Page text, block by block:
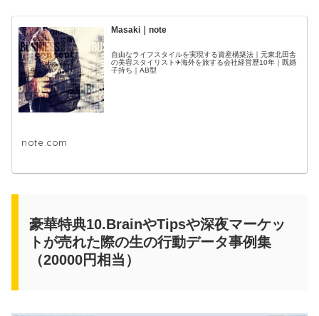
Masaki｜note
自由なライフスタイルを実現する資産構築法｜元東北田舎
の美容スタイリスト✈海外を旅する会社経営歴10年｜既婚
子持ち｜AB型
note.com
豪華特典10.BrainやTipsや深夜マーケッ
トが売れた際の生の行動データ事例集
（20000円相当）